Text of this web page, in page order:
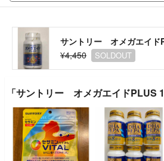
サントリー オメガエイド
¥4,450
SOLDOUT
「サントリー オメガエイドPLUS